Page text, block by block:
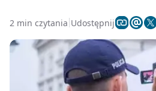
2 min czytania Udostępnij